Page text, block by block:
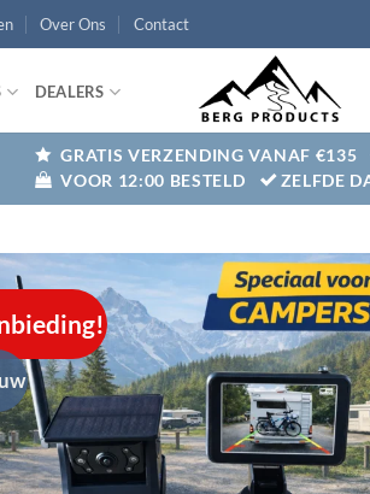
Over Ons Contact
DEALERS
GRATIS VERZENDING VANAF €135
VOOR 12:00 BESTELD
ZELFDE